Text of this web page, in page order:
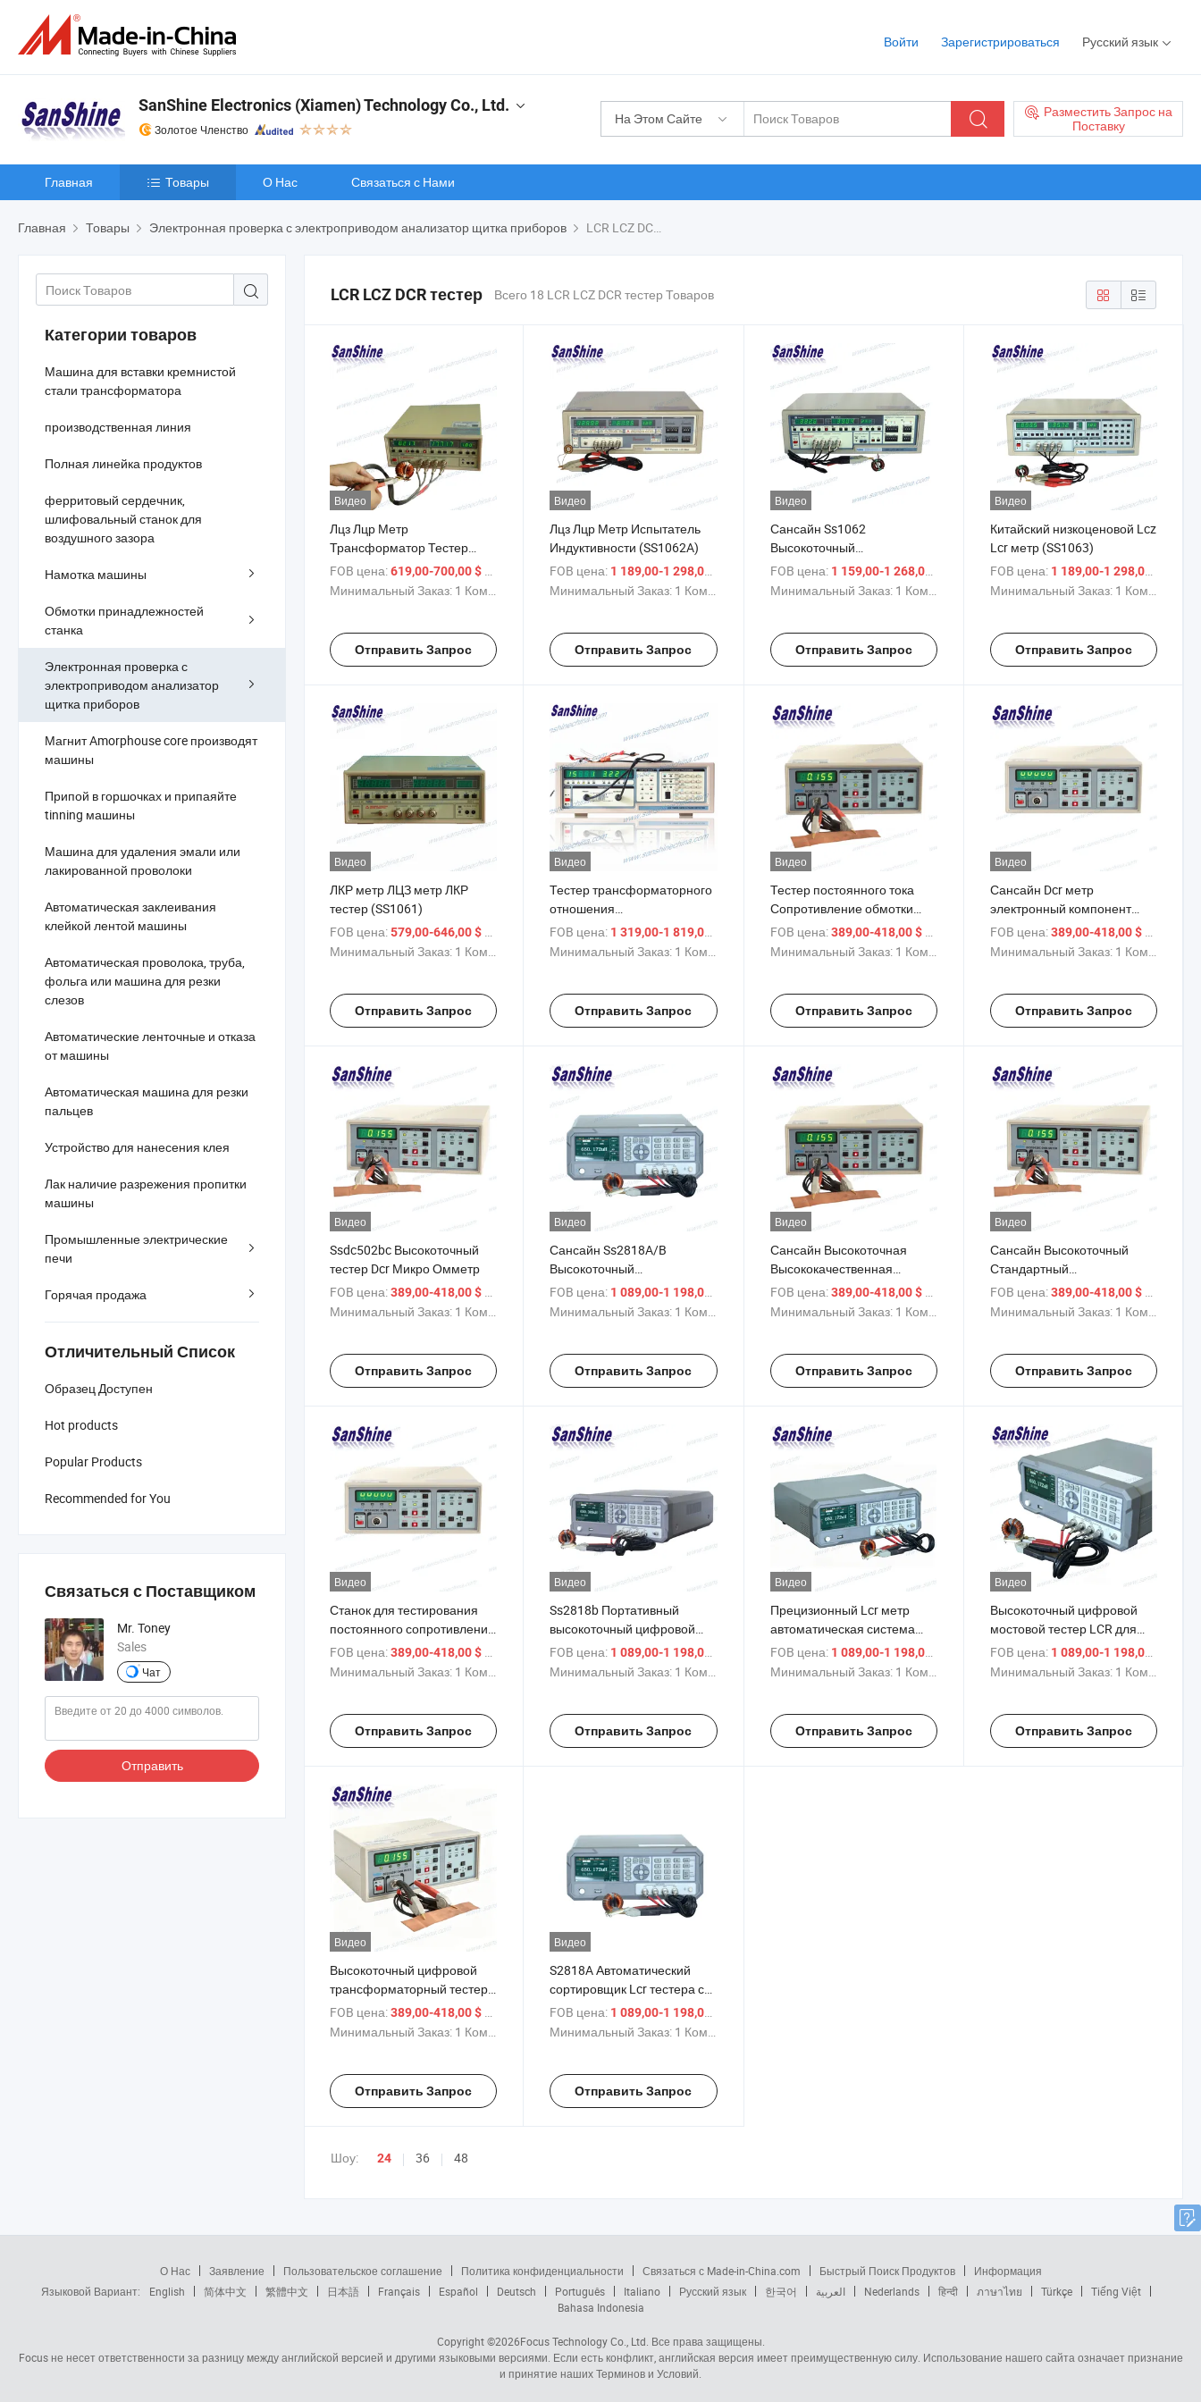
Войти Зарегистрироваться Русский язык
На Этом Сайте
Разместить Запрос на
Поставку
SanShine Electronics (Xiamen) Technology Co., Ltd.
Золотое Членство
Главная Товары О Нас Связаться с Нами
Главная Товары Электронная проверка с электроприводом анализатор щитка приборов LCR LCZ DCR тестер
Категории товаров
Машина для вставки кремнистой
стали трансформатора
производственная линия
Полная линейка продуктов
ферритовый сердечник,
шлифовальный станок для
воздушного зазора
Намотка машины
Обмотки принадлежностей
станка
Электронная проверка с
электроприводом анализатор
щитка приборов
Магнит Amorphouse core производят
машины
Припой в горшочках и припаяйте
tinning машины
Машина для удаления эмали или
лакированной проволоки
Автоматическая заклеивания
клейкой лентой машины
Автоматическая проволока, труба,
фольга или машина для резки
слезов
Автоматические ленточные и отказа
от машины
Автоматическая машина для резки
пальцев
Устройство для нанесения клея
Лак наличие разрежения пропитки
машины
Промышленные электрические
печи
Горячая продажа
Отличительный Список
Образец Доступен
Hot products
Popular Products
Recommended for You
Связаться с Поставщиком
Mr. Toney
Sales
Чат
Отправить
LCR LCZ DCR тестер Всего 18 LCR LCZ DCR тестер Товаров
Видео
Лцз Лцр Метр
Трансформатор Тестер
(SS1061)
FOB цена:619,00-700,00 $ / Комплект
Минимальный Заказ: 1 Комплект
Отправить Запрос
Видео
Лцз Лцр Метр Испытатель
Индуктивности (SS1062A)
FOB цена: 1 189,00-1 298,00 $
/ Комплект
Минимальный Заказ: 1 Комплект
Отправить Запрос
Видео
Сансайн Ss1062
Высокоточный
Автоматический Lcr Метр
FOB цена: 1 159,00-1 268,00 $
/ Комплект
Минимальный Заказ: 1 Комплект
Отправить Запрос
Видео
Китайский низкоценовой Lcz
Lcr метр (SS1063)
FOB цена: 1 189,00-1 298,00 $
Минимальный Заказ: 1 Комплект
Отправить Запрос
Видео
ЛКР метр ЛЦЗ метр ЛКР
тестер (SS1061)
FOB цена:579,00-646,00 $
Минимальный Заказ: 1 Комплект
Отправить Запрос
Видео
Тестер трансформаторного
отношения
трансформатора
FOB цена: 1 319,00-1 819,00 $
/ Комплект
Минимальный Заказ: 1 Комплект
Отправить Запрос
Видео
Тестер постоянного тока
Сопротивление обмотки
постоянного тока
FOB цена: 389,00-418,00 $
Минимальный Заказ: 1 Комплект
Отправить Запрос
Видео
Сансайн Dcr метр
электронный компонент
тестирования
сопротивления инструмент
FOB цена: 389,00-418,00 $
Минимальный Заказ: 1 Комплект
Отправить Запрос
Видео
Ssdc502bc Высокоточный
тестер Dcr Микро Омметр
FOB цена:389,00-418,00 $
Минимальный Заказ: 1 Комплект
Отправить Запрос
Видео
Сансайн Ss2818A/B
Высокоточный
Автоматический Цифровой
Лц Тестер
FOB цена: 1 089,00-1 198,00 $
/ Комплект
Минимальный Заказ: 1 Комплект
Отправить Запрос
Видео
Сансайн Высокоточная
Высококачественная
Оборудование для
Измерения Сопротивления
FOB цена: 389,00-418,00 $
Минимальный Заказ: 1 Комплект
Отправить Запрос
Видео
Сансайн Высокоточный
Стандартный
Измерительный Прибор
Сопротивления для Точных
FOB цена: 389,00-418,00 $
Минимальный Заказ: 1 Комплект
Отправить Запрос
Видео
Станок для тестирования
постоянного сопротивления
с высокой точностью
Sanshine для силовых
FOB цена:389,00-418,00 $ / Комплект
Минимальный Заказ: 1 Комплект
Отправить Запрос
Видео
Ss2818b Портативный
высокоточный цифровой
тестер Lcr Lcz для
индуктивностей,
FOB цена: 1 089,00-1 198,00 $
/ Комплект
Минимальный Заказ: 1 Комплект
Отправить Запрос
Видео
Прецизионный Lcr метр
автоматическая система
тестирования
трансформаторов
испытательные
инструменты
FOB цена: 1 089,00-1 198,00 $
/ Комплект
Минимальный Заказ: 1 Комплект
Отправить Запрос
Видео
Высокоточный цифровой
мостовой тестер LCR для
измерения низкочастотных
компонентов
FOB цена: 1 089,00-1 198,00 $
Минимальный Заказ: 1 Комплект
Отправить Запрос
Видео
Высокоточный цифровой
трансформаторный тестер
сопротивления катушки
постоянного тока
FOB цена:389,00-418,00 $ / Комплект
Минимальный Заказ: 1 Комплект
Отправить Запрос
Видео
S2818A Автоматический
сортировщик Lcr тестера с
RS232 интерфейсом
обработчика 200kHz
FOB цена: 1 089,00-1 198,00 $
Минимальный Заказ: 1 Комплект
Отправить Запрос
Шоу: 24 36 48
О Нас Заявление Пользовательское соглашение Политика конфиденциальности Связаться с Made-in-China.com Быстрый Поиск Продуктов
Информация
Языковой Вариант:
English 简体中文 繁體中文 日本語 Français Español Deutsch Português Italiano Русский язык 한국어 العربية Nederlands हिन्दी ภาษาไทย Türkçe
Tiếng Việt
Bahasa Indonesia
Copyright ©2026Focus Technology Co., Ltd. Все права защищены.
Focus не несет ответственности за разницу между английской версией и другими языковыми версиями. Если есть конфликт, английская версия имеет преимущественную силу. Использование нашего сайта означает признание
и принятие наших Терминов и Условий.